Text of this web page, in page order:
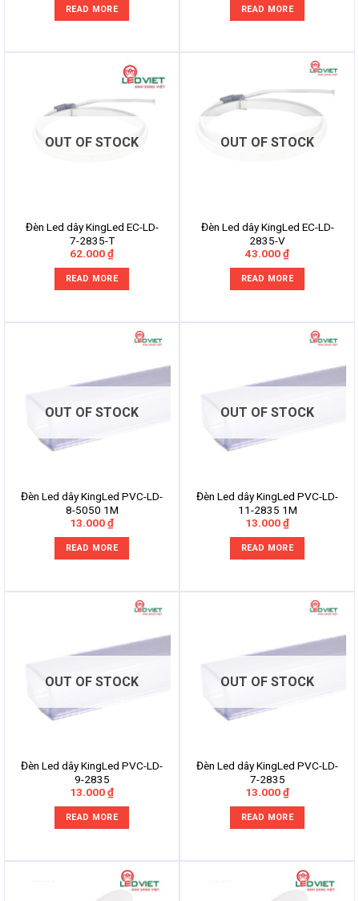
READ MORE READ MORE
OUT OF STOCK
Đèn Led dây KingLed EC-LD-
7-2835-T
62.000₫
READ MORE
OUT OF STOCK
Đèn Led dây KingLed EC-LD-
2835-V
43.000₫
READ MORE
OUT OF STOCK
Đèn Led dây KingLed PVC-LD-
8-5050 1M
13.000₫
READ MORE
OUT OF STOCK
Đèn Led dây KingLed PVC-LD-
11-2835 1M
13.000₫
READ MORE
OUT OF STOCK
Đèn Led dây KingLed PVC-LD-
9-2835
13.000₫
READ MORE
OUT OF STOCK
Đèn Led dây KingLed PVC-LD-
7-2835
13.000₫
READ MORE